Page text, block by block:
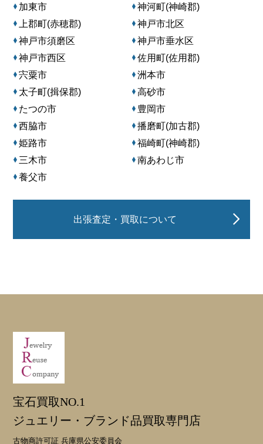
加東市
神河町(神崎郡)
上郡町(赤穂郡)
神戸市北区
神戸市須磨区
神戸市垂水区
神戸市西区
佐用町(佐用郡)
宍粟市
洲本市
太子町(揖保郡)
高砂市
たつの市
豊岡市
西脇市
播磨町(加古郡)
姫路市
福崎町(神崎郡)
三木市
南あわじ市
養父市
出張査定・買取について
宝石買取NO.1
ジュエリー・ブランド品買取専門店
古物商許可証 兵庫県公安委員会